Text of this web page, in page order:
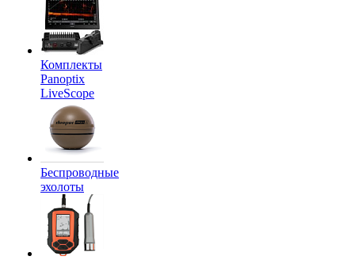
Комплекты
Panoptix
LiveScope
Беспроводные
эхолоты